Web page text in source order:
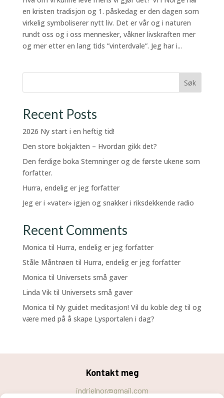
en kristen tradisjon og 1. påskedag er den dagen som
virkelig symboliserer nytt liv. Det er vår og i naturen
rundt oss og i oss mennesker, våkner livskraften mer
og mer etter en lang tids ”vinterdvale”. Jeg har i...
Søk
Recent Posts
2026 Ny start i en heftig tid!
Den store bokjakten – Hvordan gikk det?
Den ferdige boka Stemninger og de første ukene som
forfatter.
Hurra, endelig er jeg forfatter
Jeg er i «vater» igjen og snakker i riksdekkende radio
Recent Comments
Monica til Hurra, endelig er jeg forfatter
Ståle Måntrøen til Hurra, endelig er jeg forfatter
Monica til Universets små gaver
Linda Viktil Universets små gaver
Monica til Ny guidet meditasjon! Vil du koble deg til og
være med på å skape Lysportalen i dag?
Kontakt meg
indrielnor@gmail.com